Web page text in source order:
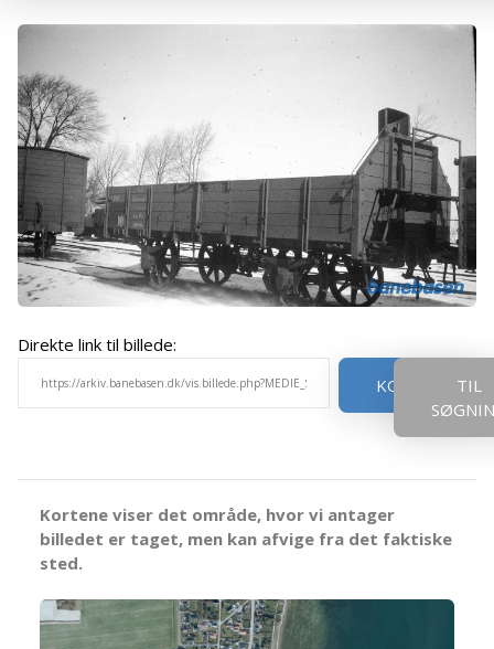
Direkte link til billede:
KOPIER
TIL
Kortene viser det område, hvor vi antager
billedet er taget, men kan afvige fra det faktiske
sted.